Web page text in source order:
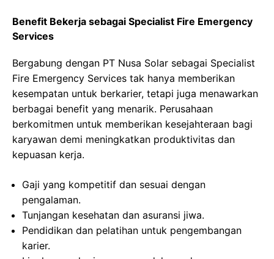
Benefit Bekerja sebagai Specialist Fire Emergency
Services
Bergabung dengan PT Nusa Solar sebagai Specialist
Fire Emergency Services tak hanya memberikan
kesempatan untuk berkarier, tetapi juga menawarkan
berbagai benefit yang menarik. Perusahaan
berkomitmen untuk memberikan kesejahteraan bagi
karyawan demi meningkatkan produktivitas dan
kepuasan kerja.
Gaji yang kompetitif dan sesuai dengan
pengalaman.
Tunjangan kesehatan dan asuransi jiwa.
Pendidikan dan pelatihan untuk pengembangan
karier.